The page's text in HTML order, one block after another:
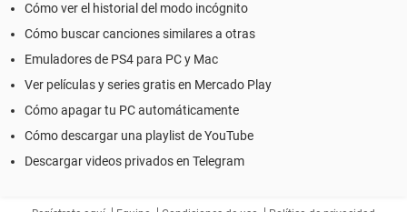
Cómo ver el historial del modo incógnito
Cómo buscar canciones similares a otras
Emuladores de PS4 para PC y Mac
Ver películas y series gratis en Mercado Play
Cómo apagar tu PC automáticamente
Cómo descargar una playlist de YouTube
Descargar videos privados en Telegram